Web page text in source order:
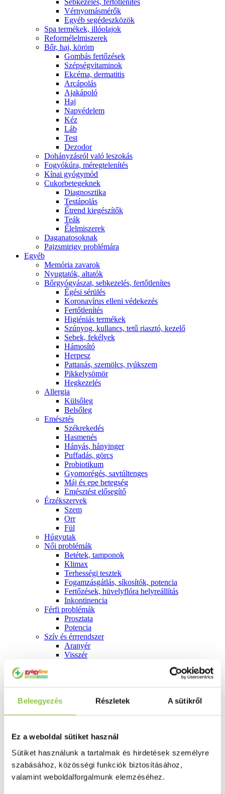
Beleegyezés Részletek A sütikről
Ez a weboldal sütiket használ
Sütiket használunk a tartalmak és hirdetések személyre
szabásához, közösségi funkciók biztosításához,
valamint weboldalforgalmunk elemzéséhez.
Sebkezelés, fertőtlenítés
Vérnyomásmérők
Egyéb segédeszközök
Spa termékek, illóolajok
Reformélelmiszerek
Bőr, haj, köröm
Gombás fertőzések
Szépségvitaminok
Ekcéma, dermatitis
Arcápolás
Ajakápoló
Haj
Napvédelem
Kéz
Láb
Test
Dezodor
Dohányzásról való leszokás
Fogyókúra, méregtelenítés
Kínai gyógymód
Cukorbetegeknek
Diagnosztika
Testápolás
É́trend kiegészítők
Teák
É́lelmiszerek
Daganatosoknak
Pajzsmirigy problémára
Egyéb
Memória zavarok
Nyugtatók, altatók
Bőrgyógyászat, sebkezelés, fertőtlenítes
É́gési sérülés
Koronavírus elleni védekezés
Fertőtlenítés
Higiéniás termékek
Szúnyog, kullancs, tetű riasztó, kezelő
Sebek, fekélyek
Hámosító
Herpesz
Pattanás, szemölcs, tyúkszem
Pikkelysömör
Hegkezelés
Allergia
Külsőleg
Belsőleg
Emésztés
Székrekedés
Hasmenés
Hányás, hányinger
Puffadás, görcs
Probiotikum
Gyomorégés, savtúltenges
Máj és epe betegség
Emésztést elősegítő
Érzékszervek
Szem
Orr
Fül
Húgyutak
Női problémák
Betétek, tamponok
Klimax
Terhességi tesztek
Fogamzásgátlás, síkosítók, potencia
Fertőzések, hüvelyflóra helyreállítás
Inkontinencia
Férfi problémák
Prosztata
Potencia
Szív és érrrendszer
Aranyér
Visszér
Fogkefe
Műfogsor ápolás
Fogköztisztító
Teák
É́lvezeti
Gyógyteák